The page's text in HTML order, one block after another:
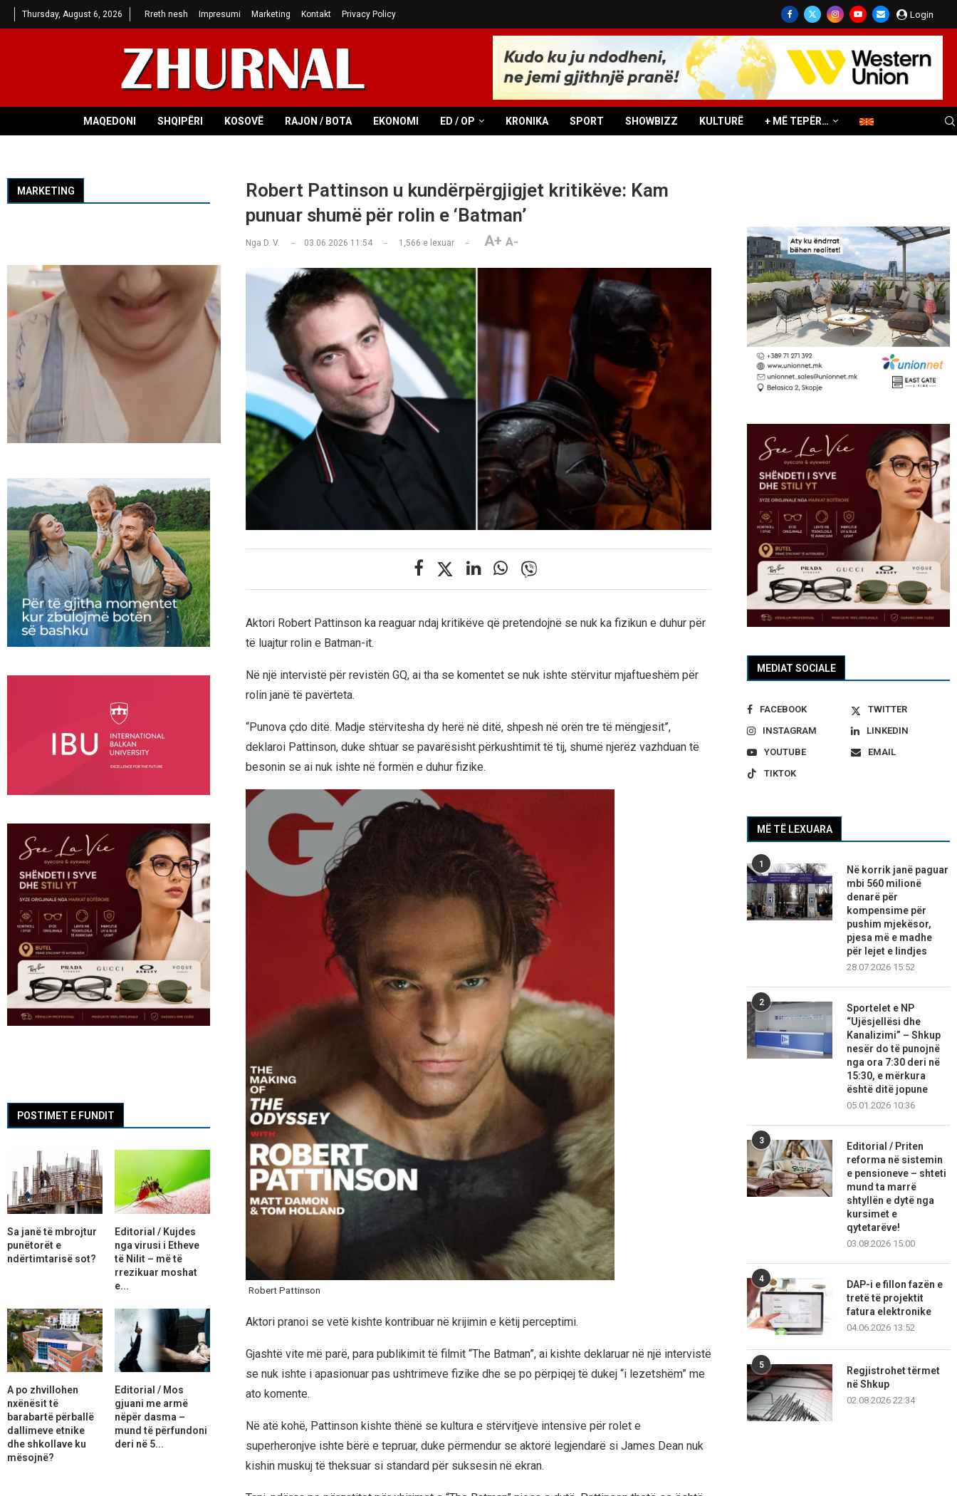
Thursday, August 6, 2026 Rreth nesh Impresumi Marketing Kontakt Privacy Policy Login
MAQEDONI SHQIPËRI KOSOVË RAJON / BOTA EKONOMI ED / OP KRONIKA SPORT SHOWBIZZ KULTURË + MË TEPËR…
Robert Pattinson u kundërpërgjigjet kritikëve: Kam
punuar shumë për rolin e ‘Batman’
Nga D. V. 03.06.2026 11:54 1,566 e lexuar A+ A-
Aktori Robert Pattinson ka reaguar ndaj kritikëve që pretendojnë se nuk ka fizikun e duhur për
të luajtur rolin e Batman-it.
Në një intervistë për revistën GQ, ai tha se komentet se nuk ishte stërvitur mjaftueshëm për
rolin janë të pavërteta.
“Punova çdo ditë. Madje stërvitesha dy herë në ditë, shpesh në orën tre të mëngjesit”,
deklaroi Pattinson, duke shtuar se pavarësisht përkushtimit të tij, shumë njerëz vazhduan të
besonin se ai nuk ishte në formën e duhur fizike.
Robert Pattinson
Aktori pranoi se vetë kishte kontribuar në krijimin e këtij perceptimi.
Gjashtë vite më parë, para publikimit të filmit “The Batman”, ai kishte deklaruar në një intervistë
se nuk ishte i apasionuar pas ushtrimeve fizike dhe se po përpiqej të dukej “i lezetshëm” me
ato komente.
Në atë kohë, Pattinson kishte thënë se kultura e stërvitjeve intensive për rolet e
superheronjve ishte bërë e tepruar, duke përmendur se aktorë legjendarë si James Dean nuk
kishin muskuj të theksuar si standard për suksesin në ekran.
MEDIAT SOCIALE
FACEBOOK
TWITTER
INSTAGRAM
LINKEDIN
YOUTUBE
EMAIL
TIKTOK
MË TË LEXUARA
1
Në korrik janë paguar
mbi 560 milionë
denarë për
kompensime për
pushim mjekësor,
pjesa më e madhe
për lejet e lindjes
28.07.2026 15:52
2
Sportelet e NP
“Ujësjellësi dhe
Kanalizimi” – Shkup
nesër do të punojnë
nga ora 7:30 deri në
15:30, e mërkura
është ditë jopune
05.01.2026 10:36
3
Editorial / Priten
reforma në sistemin
e pensioneve – shteti
mund ta marrë
shtyllën e dytë nga
kursimet e
qytetarëve!
03.08.2026 15:00
4
DAP-i e fillon fazën e
tretë të projektit
fatura elektronike
04.06.2026 13:52
5
Regjistrohet tërmet
në Shkup
02.08.2026 22:34
MARKETING
POSTIMET E FUNDIT
Sa janë të mbrojtur
punëtorët e
ndërtimtarisë sot?
Editorial / Kujdes
nga virusi i Etheve
të Nilit – më të
rrezikuar moshat
e...
A po zhvillohen
nxënësit të
barabartë përballë
dallimeve etnike
dhe shkollave ku
mësojnë?
Editorial / Mos
gjuani me armë
nëpër dasma –
mund të përfundoni
deri në 5...